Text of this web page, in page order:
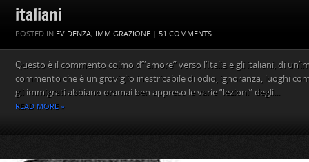
italiani
POSTED IN EVIDENZA, IMMIGRAZIONE | 51 COMMENTS
Questo è il commento colmo d’”amore” verso l’Italia e gli italiani, di
commento che è un groviglio inestricabile di odio, ignoranza, luoghi
gli immigrati abbiano oramai ben appreso le varie “lezioni” degli...
READ MORE »